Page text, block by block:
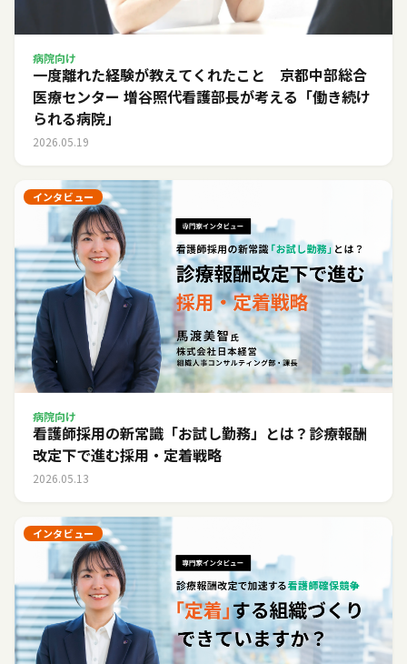
病院向け
一度離れた経験が教えてくれたこと 京都中部総合
医療センター 増谷照代看護部長が考える「働き続け
られる病院」
2026.05.19
インタビュー
病院向け
看護師採用の新常識「お試し勤務」とは？診療報酬
改定下で進む採用・定着戦略
2026.05.13
インタビュー